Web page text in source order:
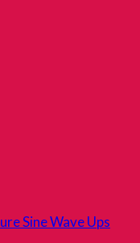
Sine Wave Ups